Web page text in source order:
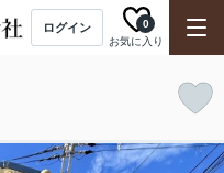
ログイン
お気に入り
0